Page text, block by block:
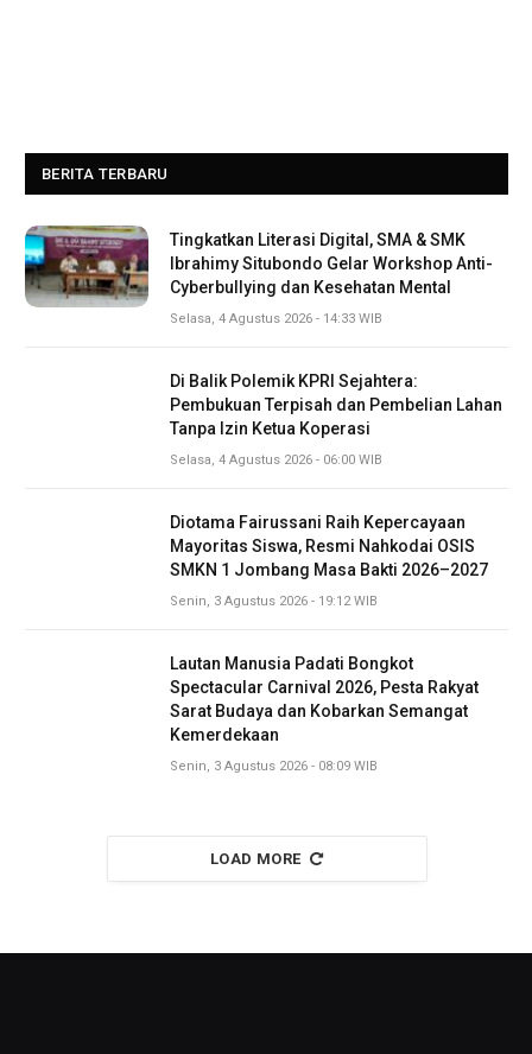
BERITA TERBARU
Tingkatkan Literasi Digital, SMA & SMK
Ibrahimy Situbondo Gelar Workshop Anti-
Cyberbullying dan Kesehatan Mental
Selasa, 4 Agustus 2026 - 14:33 WIB
Di Balik Polemik KPRI Sejahtera:
Pembukuan Terpisah dan Pembelian Lahan
Tanpa Izin Ketua Koperasi
Selasa, 4 Agustus 2026 - 06:00 WIB
Diotama Fairussani Raih Kepercayaan
Mayoritas Siswa, Resmi Nahkodai OSIS
SMKN 1 Jombang Masa Bakti 2026–2027
Senin, 3 Agustus 2026 - 19:12 WIB
Lautan Manusia Padati Bongkot
Spectacular Carnival 2026, Pesta Rakyat
Sarat Budaya dan Kobarkan Semangat
Kemerdekaan
Senin, 3 Agustus 2026 - 08:09 WIB
LOAD MORE